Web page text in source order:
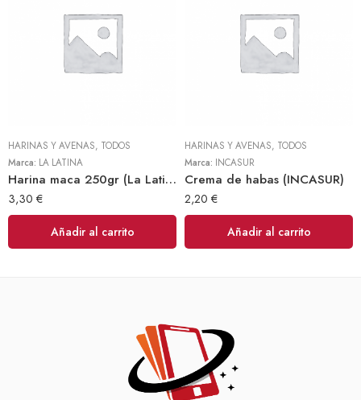
HARINAS Y AVENAS, TODOS
Marca: LA LATINA
Harina maca 250gr (La Latina)
3,30 €
Añadir al carrito
HARINAS Y AVENAS, TODOS
Marca: INCASUR
Crema de habas (INCASUR)
2,20 €
Añadir al carrito